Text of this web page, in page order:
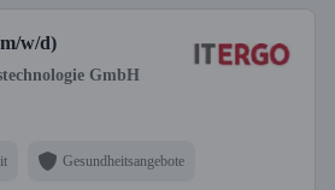
w/d)
GmbH
Gesundheitsangebote